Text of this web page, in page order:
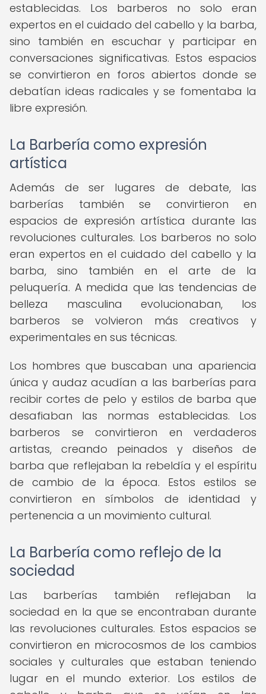
establecidas. Los barberos no solo eran
expertos en el cuidado del cabello y la barba,
sino también en escuchar y participar en
conversaciones significativas. Estos espacios
se convirtieron en foros abiertos donde se
debatían ideas radicales y se fomentaba la
libre expresión.
La Barbería como expresión
artística
Además de ser lugares de debate, las
barberías también se convirtieron en
espacios de expresión artística durante las
revoluciones culturales. Los barberos no solo
eran expertos en el cuidado del cabello y la
barba, sino también en el arte de la
peluquería. A medida que las tendencias de
belleza masculina evolucionaban, los
barberos se volvieron más creativos y
experimentales en sus técnicas.
Los hombres que buscaban una apariencia
única y audaz acudían a las barberías para
recibir cortes de pelo y estilos de barba que
desafiaban las normas establecidas. Los
barberos se convirtieron en verdaderos
artistas, creando peinados y diseños de
barba que reflejaban la rebeldía y el espíritu
de cambio de la época. Estos estilos se
convirtieron en símbolos de identidad y
pertenencia a un movimiento cultural.
La Barbería como reflejo de la
sociedad
Las barberías también reflejaban la
sociedad en la que se encontraban durante
las revoluciones culturales. Estos espacios se
convirtieron en microcosmos de los cambios
sociales y culturales que estaban teniendo
lugar en el mundo exterior. Los estilos de